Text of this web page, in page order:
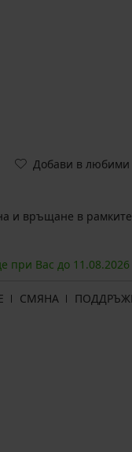
Добави в любими
и връщане в
при Вас до 11.08.2026
СМЯНА